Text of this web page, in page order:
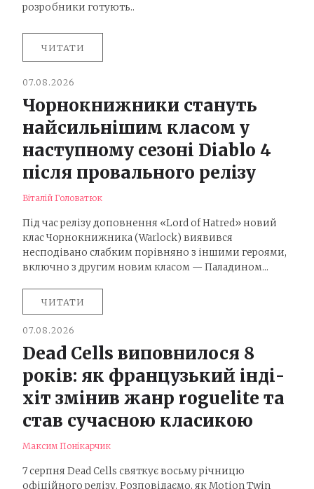
розробники готують..
ЧИТАТИ
07.08.2026
Чорнокнижники стануть
найсильнішим класом у
наступному сезоні Diablo 4
після провального релізу
Віталій Головатюк
Під час релізу доповнення «Lord of Hatred» новий
клас Чорнокнижника (Warlock) виявився
несподівано слабким порівняно з іншими героями,
включно з другим новим класом — Паладином...
ЧИТАТИ
07.08.2026
Dead Cells виповнилося 8
років: як французький інді-
хіт змінив жанр roguelite та
став сучасною класикою
Максим Понікарчик
7 серпня Dead Cells святкує восьму річницю
офіційного релізу. Розповідаємо, як Motion Twin